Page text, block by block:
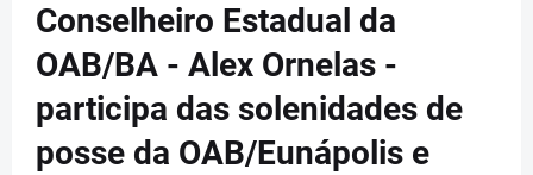
Conselheiro Estadual da
OAB/BA - Alex Ornelas -
participa das solenidades de
posse da OAB/Eunápolis e